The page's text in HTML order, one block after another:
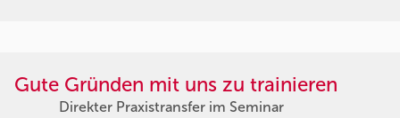
Gute Gründen mit uns zu trainieren
Direkter Praxistransfer im Seminar